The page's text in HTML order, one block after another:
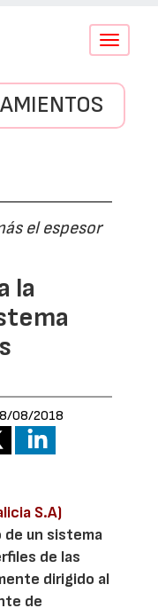
Conmutar
el espesor
la
08/2018
S.A)
un sistema
de las
dirigido al
de